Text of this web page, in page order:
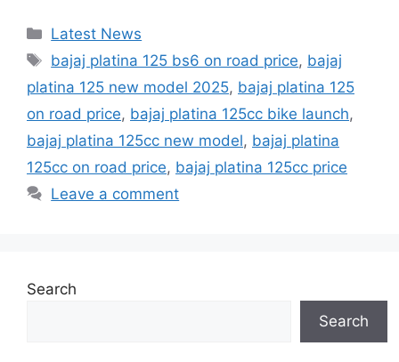
Categories
Latest News
Tags
bajaj platina 125 bs6 on road price, bajaj
platina 125 new model 2025, bajaj platina 125
on road price, bajaj platina 125cc bike launch,
bajaj platina 125cc new model, bajaj platina
125cc on road price, bajaj platina 125cc price
Leave a comment
Search
Search